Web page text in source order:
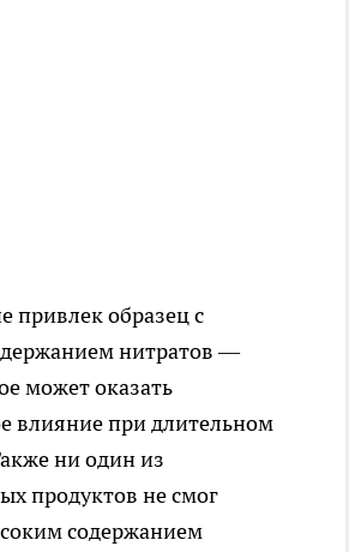
привлек образец с
нитратов —
может оказать
влияние при длительном
ни один из
продуктов не смог
содержанием